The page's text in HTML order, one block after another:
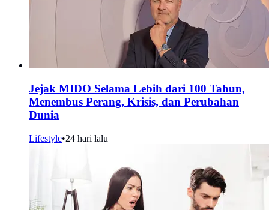
Jejak MIDO Selama Lebih dari 100 Tahun,
Menembus Perang, Krisis, dan Perubahan
Dunia
Lifestyle•24 hari lalu